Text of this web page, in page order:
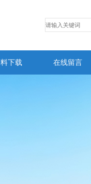
下载 在线留言